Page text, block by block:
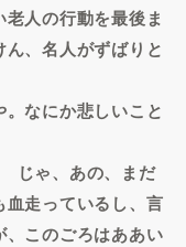
人の行動を最後ま
、名人がずばりと
。なにか悲しいこと
じゃ、あの、まだ
血走っているし、言
、このごろはああい